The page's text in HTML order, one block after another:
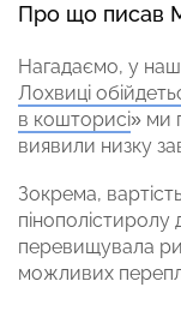
Про що писав
Нагадаємо, у
Лохвиці
в кошторисі» ми
виявили низку
Зокрема,
пінополістиролу
перевищувала
можливих